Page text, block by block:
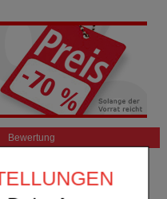
Bewertung